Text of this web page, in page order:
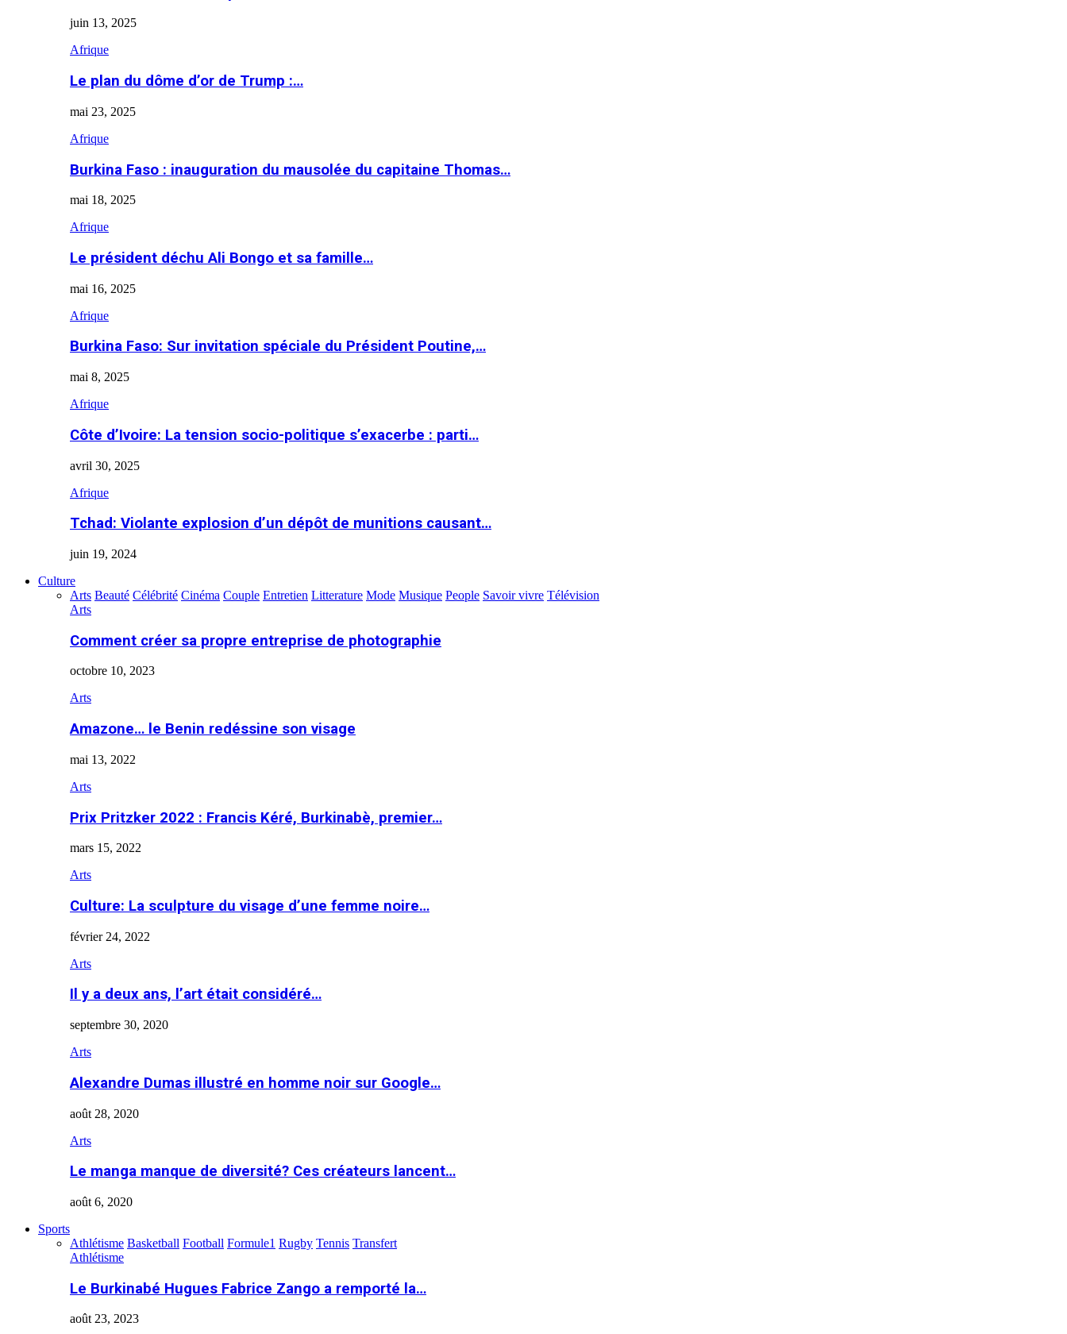
juin 13, 2025
Afrique
Le plan du dôme d’or de Trump :…
mai 23, 2025
Afrique
Burkina Faso : inauguration du mausolée du capitaine Thomas…
mai 18, 2025
Afrique
Le président déchu Ali Bongo et sa famille…
mai 16, 2025
Afrique
Burkina Faso: Sur invitation spéciale du Président Poutine,…
mai 8, 2025
Afrique
Côte d’Ivoire: La tension socio-politique s’exacerbe : parti…
avril 30, 2025
Afrique
Tchad: Violante explosion d’un dépôt de munitions causant…
juin 19, 2024
Culture
Arts Beauté Célébrité Cinéma Couple Entretien Litterature Mode Musique People Savoir vivre Télévision
Arts
Comment créer sa propre entreprise de photographie
octobre 10, 2023
Arts
Amazone… le Benin redéssine son visage
mai 13, 2022
Arts
Prix Pritzker 2022 : Francis Kéré, Burkinabè, premier…
mars 15, 2022
Arts
Culture: La sculpture du visage d’une femme noire…
février 24, 2022
Arts
Il y a deux ans, l’art était considéré…
septembre 30, 2020
Arts
Alexandre Dumas illustré en homme noir sur Google…
août 28, 2020
Arts
Le manga manque de diversité? Ces créateurs lancent…
août 6, 2020
Sports
Athlétisme Basketball Football Formule1 Rugby Tennis Transfert
Athlétisme
Le Burkinabé Hugues Fabrice Zango a remporté la…
août 23, 2023